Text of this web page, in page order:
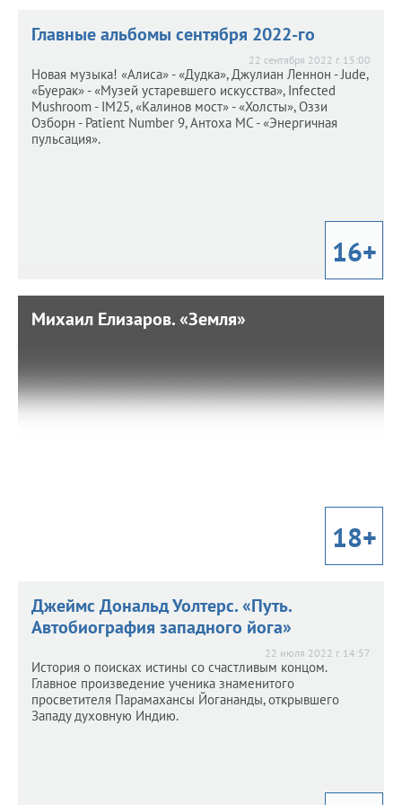
Главные альбомы сентября 2022-го
22 сентября 2022 г. 15:00
Новая музыка! «Алиса» - «Дудка», Джулиан Леннон - Jude,
«Буерак» - «Музей устаревшего искусства», Infected
Mushroom - IM25, «Калинов мост» - «Холсты», Оззи
Озборн - Patient Number 9, Антоха МС - «Энергичная
пульсация».
16+
Михаил Елизаров. «Земля»Михаил Елизаров. «Земля»
авторитетных современных русских прозаиков.
Неторопливое путешествие по миру похоронного
бизнеса с периодическими погружениями в
18+
Джеймс Дональд Уолтерс. «Путь.
Автобиография западного йога»
22 июля 2022 г. 14:57
История о поисках истины со счастливым концом.
Главное произведение ученика знаменитого
просветителя Парамахансы Йогананды, открывшего
Западу духовную Индию.